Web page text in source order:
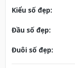
Kiểu số đẹp:
Đầu số đẹp:
Đuôi số đẹp: